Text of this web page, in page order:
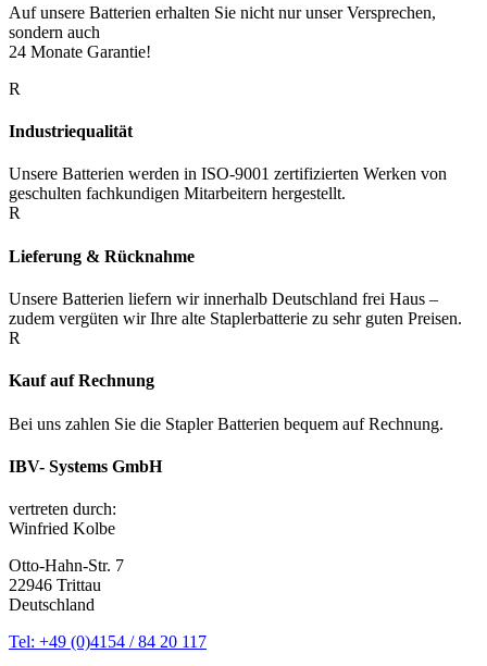
Auf unsere Batterien erhalten Sie nicht nur unser Versprechen,
sondern auch
24 Monate Garantie!
R
Industriequalität
Unsere Batterien werden in ISO-9001 zertifizierten Werken von
geschulten fachkundigen Mitarbeitern hergestellt.
R
Lieferung & Rücknahme
Unsere Batterien liefern wir innerhalb Deutschland frei Haus –
zudem vergüten wir Ihre alte Staplerbatterie zu sehr guten Preisen.
R
Kauf auf Rechnung
Bei uns zahlen Sie die Stapler Batterien bequem auf Rechnung.
IBV- Systems GmbH
vertreten durch:
Winfried Kolbe
Otto-Hahn-Str. 7
22946 Trittau
Deutschland
Tel: +49 (0)4154 / 84 20 117